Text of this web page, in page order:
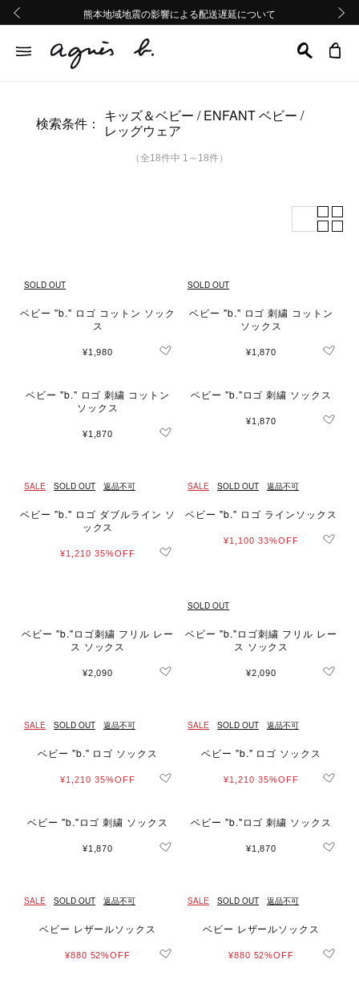
熊本地域地震の影響による配送遅延について
Summer Sale 2buy10%OFF!!
熊本地域地震の影響による配送遅延について
Summer Sale 2buy10%OFF!!
検索条件： キッズ＆ベビー
ENFANT ベビー
レッグウェア
（全18件中 1～18件）
SOLD OUT
ベビー "b." ロゴ コットン ソック
ス
¥1,980
SOLD OUT
ベビー "b." ロゴ 刺繍 コットン
ソックス
¥1,870
ベビー "b." ロゴ 刺繍 コットン
ソックス
¥1,870
ベビー "b."ロゴ 刺繍 ソックス
¥1,870
SALE SOLD OUT 返品不可
ベビー "b." ロゴ ダブルライン ソ
ックス
¥1,210 35%OFF
SALE SOLD OUT 返品不可
ベビー "b." ロゴ ラインソックス
¥1,100 33%OFF
ベビー "b."ロゴ刺繍 フリル レー
ス ソックス
¥2,090
SOLD OUT
ベビー "b."ロゴ刺繍 フリル レー
ス ソックス
¥2,090
SALE SOLD OUT 返品不可
ベビー "b." ロゴ ソックス
¥1,210 35%OFF
SALE SOLD OUT 返品不可
ベビー "b." ロゴ ソックス
¥1,210 35%OFF
ベビー "b."ロゴ 刺繍 ソックス
¥1,870
ベビー "b."ロゴ 刺繍 ソックス
¥1,870
SALE SOLD OUT 返品不可
ベビー レザールソックス
¥880 52%OFF
SALE SOLD OUT 返品不可
ベビー レザールソックス
¥880 52%OFF